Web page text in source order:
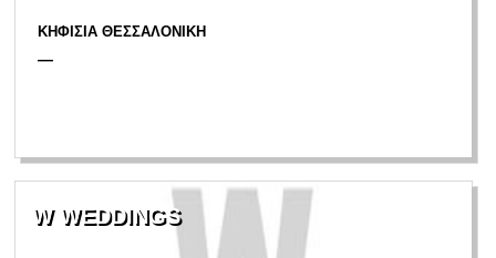
ΚΗΦΙΣΙΑ ΘΕΣΣΑΛΟΝΙΚΗ
—
W WEDDINGS